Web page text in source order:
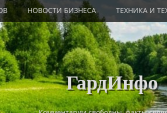
НОВОСТИ БИЗНЕСА ТЕХНИКА И
ГардИнфо